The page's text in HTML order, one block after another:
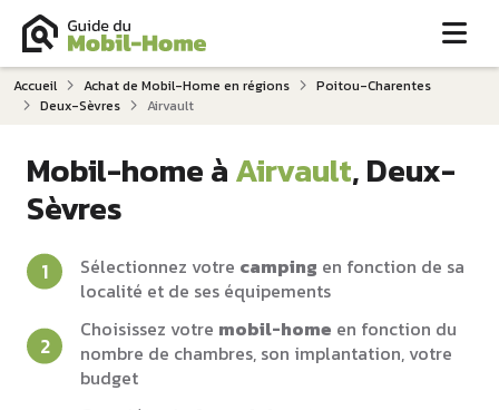
Accueil Achat de Mobil-Home en régions
Poitou-Charentes
Deux-Sèvres
Airvault
Mobil-home àAirvault, Deux-
Sèvres
Sélectionnez votre camping en fonction de sa
localité et de ses équipements
Choisissez votre mobil-home en fonction du
nombre de chambres, son implantation, votre
budget